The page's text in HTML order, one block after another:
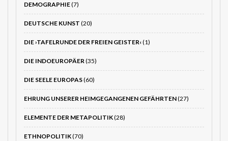
DEMOGRAPHIE(7)
DEUTSCHE KUNST (20)
DIE ›TAFELRUNDE DER FREIEN GEISTER‹(1)
DIE INDOEUROPÄER(35)
DIE SEELE EUROPAS(60)
EHRUNG UNSERER HEIMGEGANGENEN GEFÄHRTEN(27)
ELEMENTE DER METAPOLITIK(28)
ETHNOPOLITIK(70)